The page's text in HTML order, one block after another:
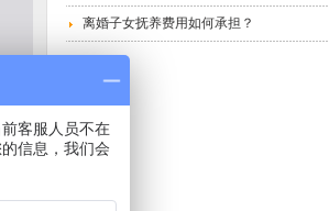
离婚子女抚养费用如何承担？
客服人员不在
信息，我们会